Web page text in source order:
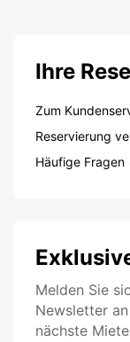
Ihre
Zum
Reservierung
Häufige Fragen
Melden Sie
Newsletter
nächste